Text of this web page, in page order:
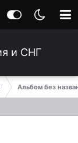
Альбом без